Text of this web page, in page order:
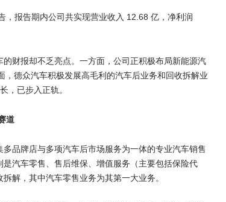
，报告期内公司共实现营业收入 12.68 亿，净利润
财报却不乏亮点。一方面，公司正积极布局新能源汽
德众汽车积极发展高毛利的汽车后业务和回收拆解业
，已步入正轨。
道
品牌店与多项汽车后市场服务为一体的专业汽车销售
汽车零售、售后维保、增值服务（主要包括保险代
解，其中汽车零售业务为其第一大业务。